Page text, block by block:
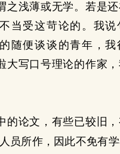
之浅薄或无学。若是
当受这苛论的。我说
随便谈谈的青年，我
大写口号理论的作家
论文，有些已较旧，
员所作，因此不免有学